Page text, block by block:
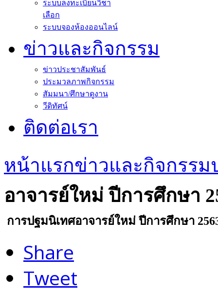
ระบบลงทะเบียนวิชา
เลือก
ระบบจองห้องออนไลน์
ข่าวและกิจกรรม
ข่าวประชาสัมพันธ์
ประมวลภาพกิจกรรม
สัมมนา/ศึกษาดูงาน
วีดิทัศน์
ติดต่อเรา
หน้าแรกข่าวและกิจกรรม
อาจารย์ใหม่ ปีการศึกษา
การปฐมนิเทศอาจารย์ใหม่ ปีการศึกษา
Share
Tweet